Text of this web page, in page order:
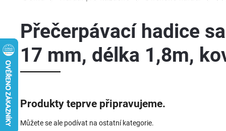
/ / /
Přečerpávací hadice
17 mm, délka 1,8m,
Produkty teprve připravujeme.
Můžete se ale podívat na ostatní kategorie.